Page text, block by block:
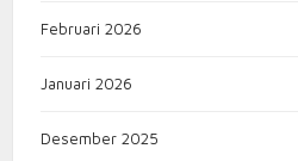
Februari 2026
Januari 2026
Desember 2025